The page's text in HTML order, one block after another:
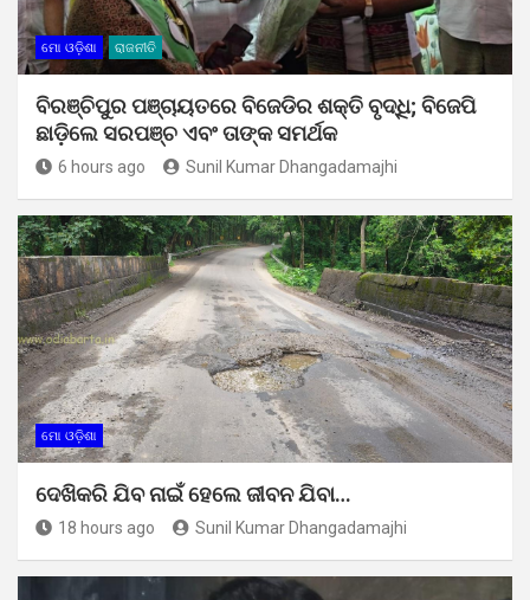
ମୋ ଓଡ଼ିଶା ରାଜନୀତି
ବିରଞ୍ଚିପୁର ପଞ୍ଚାୟତରେ ବିଜେଡିର ଶକ୍ତି ବୃଦ୍ଧି; ବିଜେପି
ଛାଡ଼ିଲେ ସରପଞ୍ଚ ଏବଂ ତାଙ୍କ ସମର୍ଥକ
6 hours ago Sunil Kumar Dhangadamajhi
ମୋ ଓଡ଼ିଶା
ଦେଖିକରି ଯିବ ନାଇଁ ହେଲେ ଜୀବନ ଯିବା…
18 hours ago Sunil Kumar Dhangadamajhi